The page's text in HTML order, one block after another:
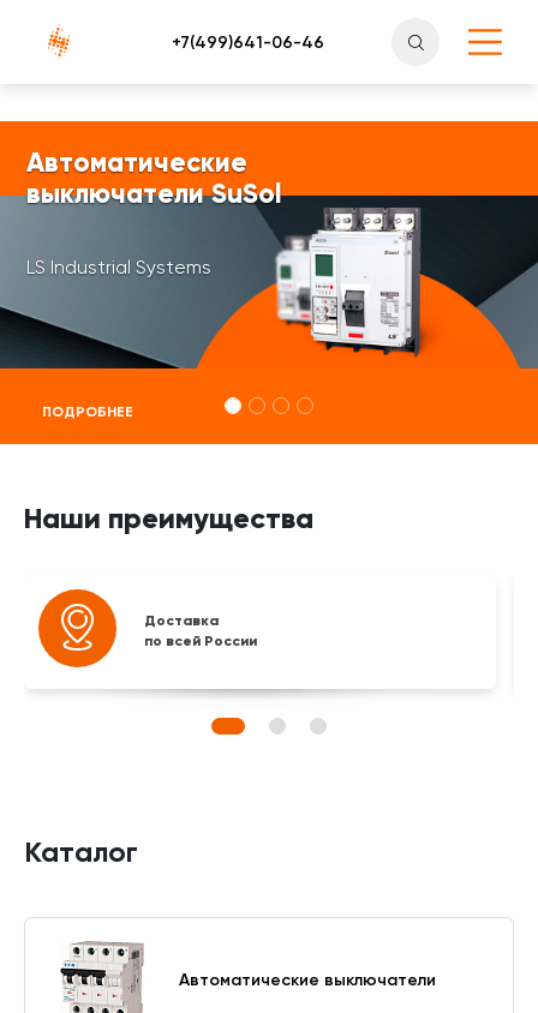
Атлантснаб
Автоматические
выключатели SuSol
LS Industrial Systems
ПОДРОБНЕЕ
Наши преимущества
Доставка
по всей России
Каталог
Автоматические выключатели